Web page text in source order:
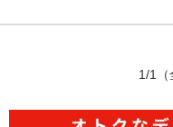
1/1